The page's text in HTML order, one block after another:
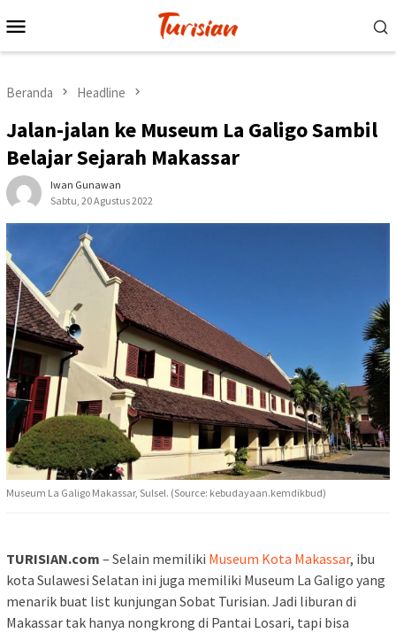
ke
Mobile
Beranda Headline
Jalan-jalan ke Museum La Galigo Sambil
Belajar Sejarah Makassar
Iwan Gunawan
Sabtu, 20 Agustus 2022
Museum La Galigo Makassar, Sulsel. (Source: kebudayaan.kemdikbud)
TURISIAN.com – Selain memiliki Museum Kota Makassar, ibu
kota Sulawesi Selatan ini juga memiliki Museum La Galigo yang
menarik buat list kunjungan Sobat Turisian. Jadi liburan di
Makassar tak hanya nongkrong di Pantai Losari, tapi bisa